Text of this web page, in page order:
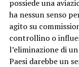
possiede una
ha nessun senso
agito su
controllino o
l’eliminazione di
Paesi darebbe un